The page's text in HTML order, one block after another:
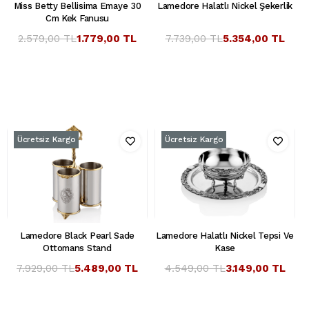
Miss Betty Bellisima Emaye 30
Cm Kek Fanusu
1.779,00 TL
2.579,00 TL
Lamedore Halatlı Nickel Şekerlik
5.354,00 TL
7.739,00 TL
Lamedore Black Pearl Sade
Ottomans Stand
5.489,00 TL
7.929,00 TL
Ücretsiz Kargo
Lamedore Halatlı Nickel Tepsi Ve
Kase
3.149,00 TL
4.549,00 TL
Ücretsiz Kargo